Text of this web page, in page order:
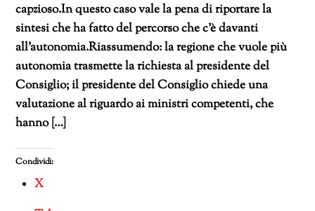
capzioso.In questo caso vale la pena di riportare la
sintesi che ha fatto del percorso che c’è davanti
all’autonomia.Riassumendo: la regione che vuole più
autonomia trasmette la richiesta al presidente del
Consiglio; il presidente del Consiglio chiede una
valutazione al riguardo ai ministri competenti, che
hanno […]
Condividi:
X